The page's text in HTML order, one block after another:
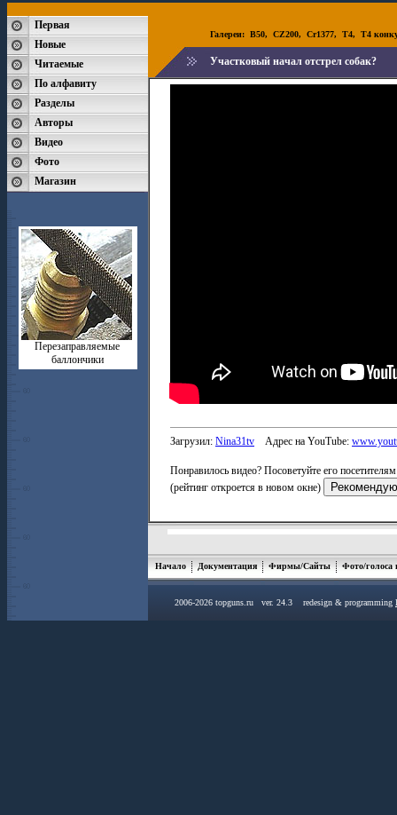
Первая
Новые
Читаемые
По алфавиту
Разделы
Авторы
Видео
Фото
Магазин
Перезаправляемые
баллончики
Галереи: B50, CZ200, Cr1377, T4, T4
Участковый начал отстрел собак?
Загрузил: Nina31tv Адрес на YouTube:
Понравилось видео? Посоветуйте его посетителям
(рейтинг откроется в новом окне)
Начало Документация Фирмы/Сайты Фото/голоса
2006-2026 topguns.ru ver. 24.3 redesign & programming